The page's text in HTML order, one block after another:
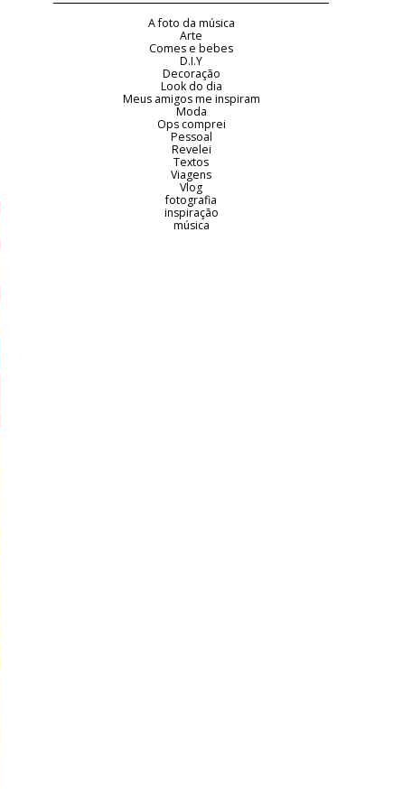
A foto da música
Arte
Comes e bebes
D.I.Y
Decoração
Look do dia
Meus amigos me inspiram
Moda
Ops comprei
Pessoal
Revelei
Textos
Viagens
Vlog
fotografia
inspiração
música